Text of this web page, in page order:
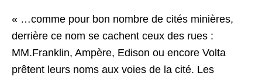
« …comme pour bon nombre de cités minières,
derrière ce nom se cachent ceux des rues :
MM.Franklin, Ampère, Edison ou encore Volta
prêtent leurs noms aux voies de la cité. Les